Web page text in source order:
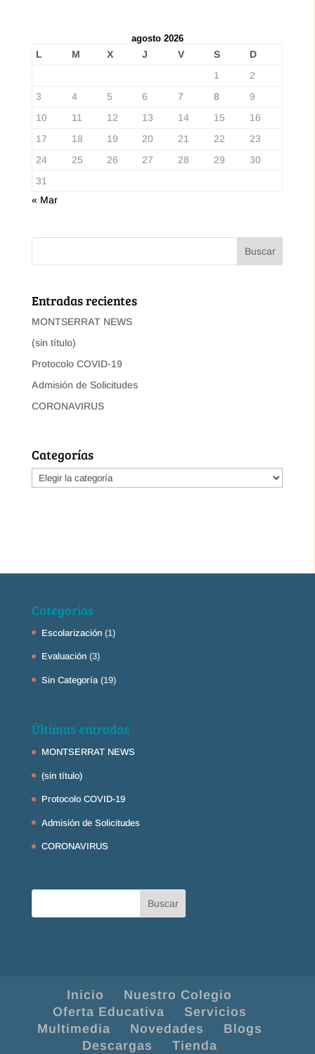
agosto 2026
L M X J V S
D
1
2
3
4 5 6 7 8
9
10
11 12 13 14 15
16
17
18 19 20 21 22
23
24
25 26 27 28 29
30
31
« Mar
Entradas recientes
MONTSERRAT NEWS
(sin título)
Protocolo COVID-19
Admisión de Solicitudes
CORONAVIRUS
Categorías
Categorías
Categorías
Escolarización(1)
Evaluación(3)
Sin Categoría(19)
Últimas entradas
MONTSERRAT NEWS
(sin título)
Protocolo COVID-19
Admisión de Solicitudes
CORONAVIRUS
Inicio
Nuestro Colegio
Oferta Educativa
Servicios
Multimedia
Novedades
Blogs
Descargas
Tienda